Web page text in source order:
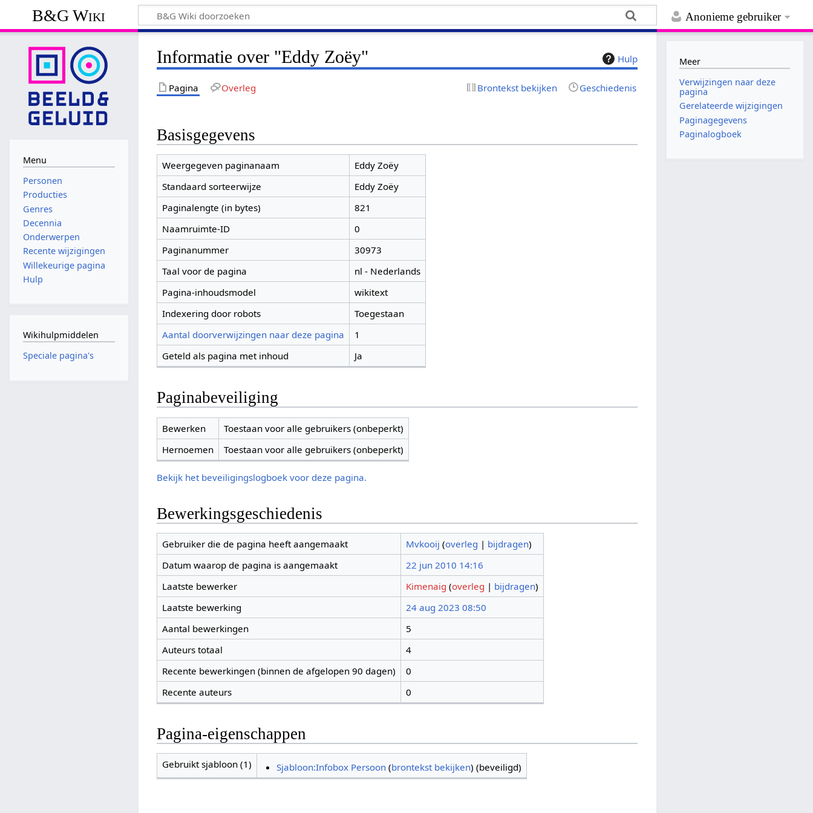
Anonieme gebruiker
B&G Wiki
Hulp
Informatie over "Eddy Zoëy"
Pagina Overleg Brontekst bekijken Geschiedenis
Basisgegevens
Weergegeven paginanaam
Eddy Zoëy
Standaard sorteerwijze
Eddy Zoëy
Paginalengte (in bytes)
821
Naamruimte-ID
0
Paginanummer
30973
Taal voor de pagina
nl - Nederlands
Pagina-inhoudsmodel
wikitext
Indexering door robots
Toegestaan
Aantal doorverwijzingen naar deze pagina
1
Geteld als pagina met inhoud
Ja
Paginabeveiliging
Bewerken
Toestaan voor alle gebruikers (onbeperkt)
Hernoemen
Toestaan voor alle gebruikers (onbeperkt)
Bekijk het beveiligingslogboek voor deze pagina.
Bewerkingsgeschiedenis
Gebruiker die de pagina heeft aangemaakt Mvkooij (overleg | bijdragen)
Datum waarop de pagina is aangemaakt
22 jun 2010 14:16
Laatste bewerker
Kimenaig (overleg | bijdragen)
Laatste bewerking
24 aug 2023 08:50
Aantal bewerkingen
5
Auteurs totaal
4
Recente bewerkingen (binnen de afgelopen 90 dagen)
0
Recente auteurs
0
Pagina-eigenschappen
Gebruikt sjabloon (1) Sjabloon:Infobox Persoon (brontekst bekijken) (beveiligd)
Menu
Personen
Producties
Genres
Decennia
Onderwerpen
Recente wijzigingen
Willekeurige pagina
Hulp
Wikihulpmiddelen
Speciale pagina's
Meer
Verwijzingen naar deze
pagina
Gerelateerde wijzigingen
Paginagegevens
Paginalogboek